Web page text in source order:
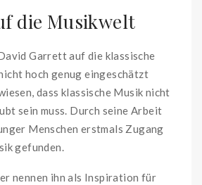
die Musikwelt
Garrett auf die klassische
hoch genug eingeschätzt
dass klassische Musik nicht
sein muss. Durch seine Arbeit
Menschen erstmals Zugang
gefunden.
nennen ihn als Inspiration für